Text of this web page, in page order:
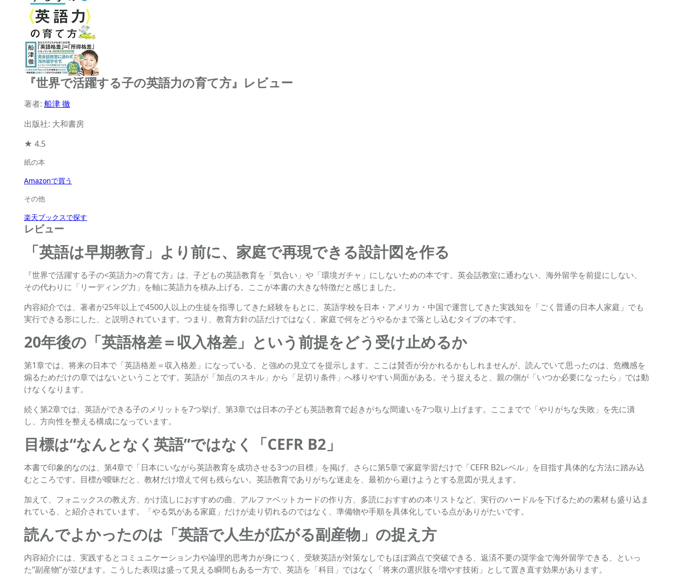
『世界で活躍する子の英語力の育て方』レビュー
著者: 船津 徹
出版社: 大和書房
★ 4.5
紙の本
Amazonで買う
その他
楽天ブックスで探す
レビュー
「英語は早期教育」より前に、家庭で再現できる設計図を作る
『世界で活躍する子の<英語力>の育て方』は、子どもの英語教育を「気合い」や「環境ガチャ」にしないための本です。英会話教室に通わない、海外留学を前提にしない、
その代わりに「リーディング力」を軸に英語力を積み上げる。ここが本書の大きな特徴だと感じました。
内容紹介では、著者が25年以上で4500人以上の生徒を指導してきた経験をもとに、英語学校を日本・アメリカ・中国で運営してきた実践知を「ごく普通の日本人家庭」でも
実行できる形にした、と説明されています。つまり、教育方針の話だけではなく、家庭で何をどうやるかまで落とし込むタイプの本です。
20年後の「英語格差＝収入格差」という前提をどう受け止めるか
第1章では、将来の日本で「英語格差＝収入格差」になっている、と強めの見立てを提示します。ここは賛否が分かれるかもしれませんが、読んでいて思ったのは、危機感を
煽るためだけの章ではないということです。英語が「加点のスキル」から「足切り条件」へ移りやすい局面がある。そう捉えると、親の側が「いつか必要になったら」では動
けなくなります。
続く第2章では、英語ができる子のメリットを7つ挙げ、第3章では日本の子ども英語教育で起きがちな間違いを7つ取り上げます。ここまでで「やりがちな失敗」を先に潰
し、方向性を整える構成になっています。
目標は“なんとなく英語”ではなく「CEFR B2」
本書で印象的なのは、第4章で「日本にいながら英語教育を成功させる3つの目標」を掲げ、さらに第5章で家庭学習だけで「CEFR B2レベル」を目指す具体的な方法に踏み込
むところです。目標が曖昧だと、教材だけ増えて何も残らない。英語教育でありがちな迷走を、最初から避けようとする意図が見えます。
加えて、フォニックスの教え方、かけ流しにおすすめの曲、アルファベットカードの作り方、多読におすすめの本リストなど、実行のハードルを下げるための素材も盛り込ま
れている、と紹介されています。「やる気がある家庭」だけが走り切れるのではなく、準備物や手順を具体化している点がありがたいです。
読んでよかったのは「英語で人生が広がる副産物」の捉え方
内容紹介には、実践するとコミュニケーション力や論理的思考力が身につく、受験英語が対策なしでもほぼ満点で突破できる、返済不要の奨学金で海外留学できる、といっ
た“副産物”が並びます。こうした表現は盛って見える瞬間もある一方で、英語を「科目」ではなく「将来の選択肢を増やす技術」として置き直す効果があります。